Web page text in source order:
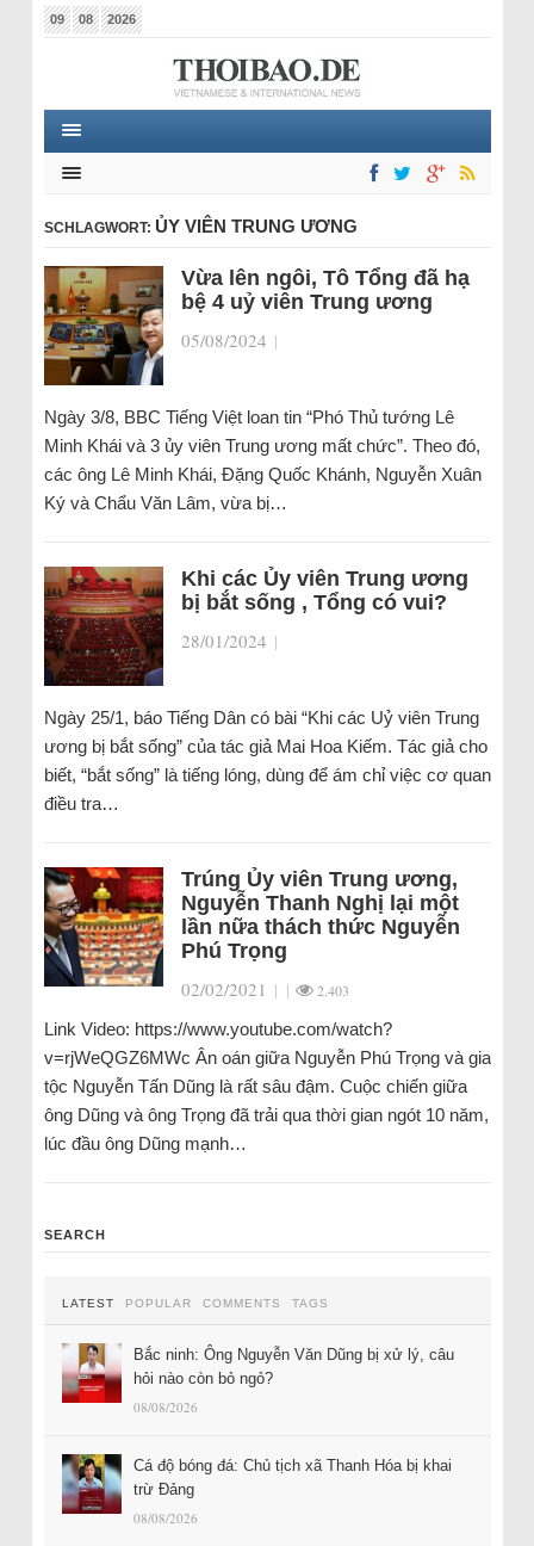
09 08 2026
SCHLAGWORT: ỦY VIÊN TRUNG ƯƠNG
Vừa lên ngôi, Tô Tổng đã hạ
bệ 4 uỷ viên Trung ương
05/08/2024 |
Ngày 3/8, BBC Tiếng Việt loan tin “Phó Thủ tướng Lê
Minh Khái và 3 ủy viên Trung ương mất chức”. Theo đó,
các ông Lê Minh Khái, Đặng Quốc Khánh, Nguyễn Xuân
Ký và Chẩu Văn Lâm, vừa bị…
Khi các Ủy viên Trung ương
bị bắt sống , Tổng có vui?
28/01/2024 |
Ngày 25/1, báo Tiếng Dân có bài “Khi các Uỷ viên Trung
ương bị bắt sống” của tác giả Mai Hoa Kiếm. Tác giả cho
biết, “bắt sống” là tiếng lóng, dùng để ám chỉ việc cơ quan
điều tra…
Trúng Ủy viên Trung ương,
Nguyễn Thanh Nghị lại một
lần nữa thách thức Nguyễn
Phú Trọng
02/02/2021 | | 2.403
Link Video: https://www.youtube.com/watch?
v=rjWeQGZ6MWc Ân oán giữa Nguyễn Phú Trọng và gia
tộc Nguyễn Tấn Dũng là rất sâu đậm. Cuộc chiến giữa
ông Dũng và ông Trọng đã trải qua thời gian ngót 10 năm,
lúc đầu ông Dũng mạnh…
SEARCH
LATEST POPULAR COMMENTS TAGS
Bắc ninh: Ông Nguyễn Văn Dũng bị xử lý, câu
hỏi nào còn bỏ ngỏ?
08/08/2026
Cá độ bóng đá: Chủ tịch xã Thanh Hóa bị khai
trừ Đảng
08/08/2026